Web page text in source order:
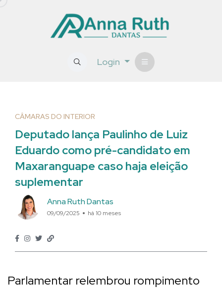
Login
CÂMARAS DO INTERIOR
Deputado lança Paulinho de Luiz
Eduardo como pré-candidato em
Maxaranguape caso haja eleição
suplementar
Anna Ruth Dantas
09/09/2025 há 10 meses
Parlamentar relembrou rompimento